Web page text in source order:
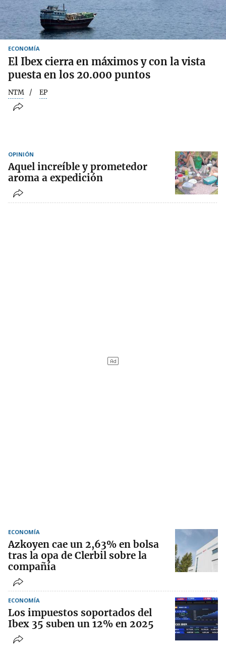
ECONOMÍA
El Ibex cierra en máximos y con la vista
puesta en los 20.000 puntos
NTM EP
OPINIÓN
Aquel increíble y prometedor
aroma a expedición
ECONOMÍA
Azkoyen cae un 2,63% en bolsa
tras la opa de Clerbil sobre la
compañía
ECONOMÍA
Los impuestos soportados del
Ibex 35 suben un 12% en 2025